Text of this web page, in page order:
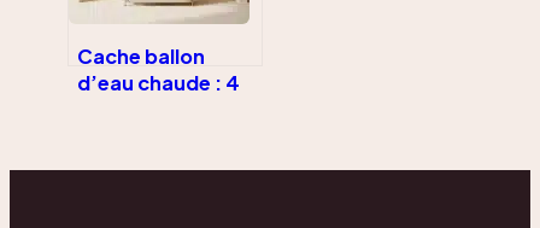
Cache ballon
d’eau chaude : 4